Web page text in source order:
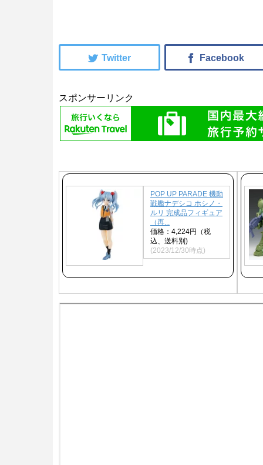
スポンサーリンク
POP UP PARADE 機動
戦艦ナデシコ ホシノ・
ルリ 完成品フィギュア
（再...
価格：4,224円（税
込、送料別)
(2023/12/30時点)